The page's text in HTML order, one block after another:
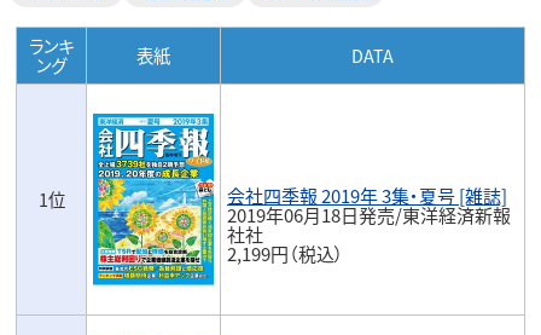
ランキ
ング 表紙 DATA
1位 会社四季報 2019年 3集・夏号 [雑誌]
2019年06月18日発売/東洋経済新報
社社
2,199円（税込）